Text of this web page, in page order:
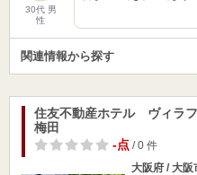
30代 男
性
関連情報から探す
住友不動産ホテル ヴィラ
梅田
-点/ 0 件
大阪府 / 大阪